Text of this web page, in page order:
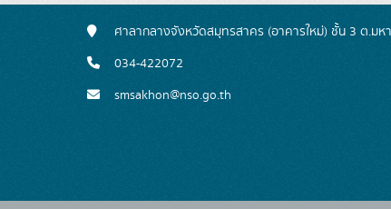
ศาลากลางจังหวัดสมุทรสาคร (อาคารใหม่) ชั้น 3 ต.ม
034-422072
smsakhon@nso.go.th